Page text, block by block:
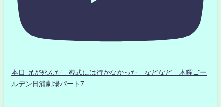
本日 兄が死んだ 葬式には行かなかった などなど 木曜ゴー
ルデン日浦劇場パート7